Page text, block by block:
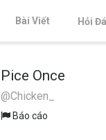
Bài Viết Hỏi
Pice Once
@Chicken_
Báo cáo